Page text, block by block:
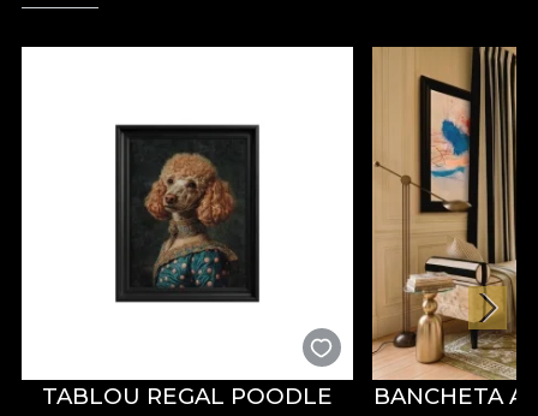
TABLOU REGAL POODLE BANCHETA